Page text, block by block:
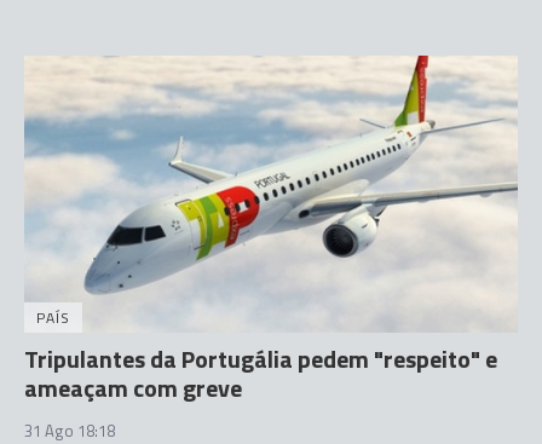
PAÍS
Tripulantes da Portugália pedem "respeito" e
ameaçam com greve
31 Ago 18:18